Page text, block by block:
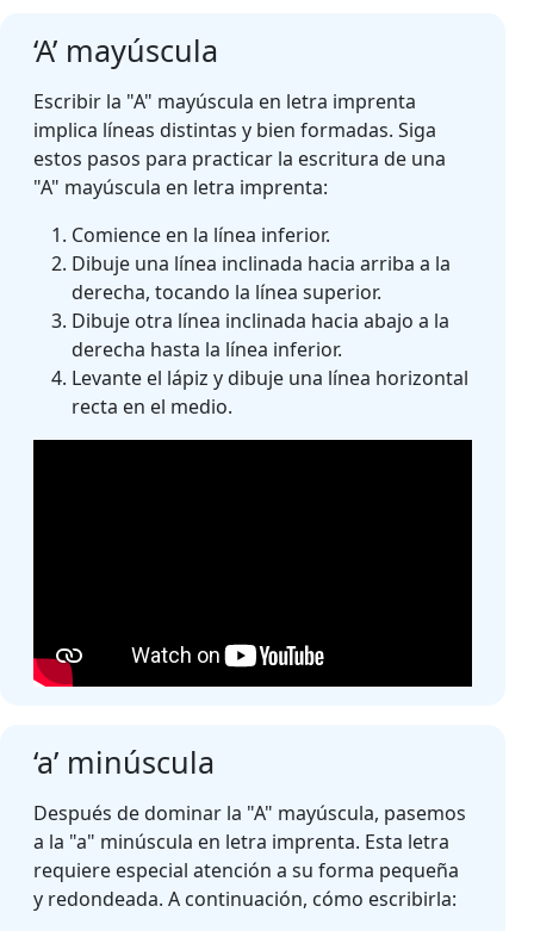
‘A’ mayúscula
Escribir la "A" mayúscula en letra imprenta
implica líneas distintas y bien formadas. Siga
estos pasos para practicar la escritura de una
"A" mayúscula en letra imprenta:
Comience en la línea inferior.
Dibuje una línea inclinada hacia arriba a la
derecha, tocando la línea superior.
Dibuje otra línea inclinada hacia abajo a la
derecha hasta la línea inferior.
Levante el lápiz y dibuje una línea horizontal
recta en el medio.
‘a’ minúscula
Después de dominar la "A" mayúscula, pasemos
a la "a" minúscula en letra imprenta. Esta letra
requiere especial atención a su forma pequeña
y redondeada. A continuación, cómo escribirla: